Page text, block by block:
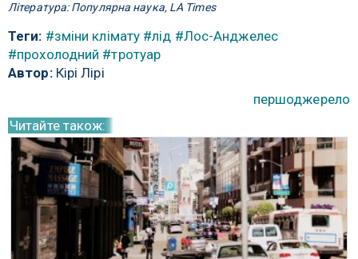
Література: Популярна наука, LA Times
Теги: #зміни клімату #лід #Лос-Анджелес
#прохолодний #тротуар
Автор:Кірі Лірі
першоджерело
Читайте також: